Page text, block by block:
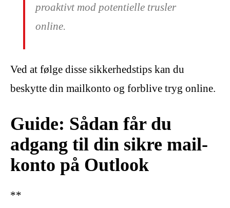
proaktivt mod potentielle trusler
online.
Ved at følge disse sikkerhedstips kan du
beskytte din mailkonto og forblive tryg online.
Guide: Sådan får du
adgang til din sikre mail-
konto på Outlook
**